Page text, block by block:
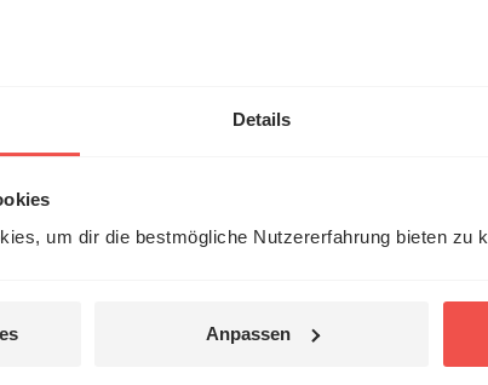
Details
um dir die bestmögliche Nutzererfahrung bieten zu
Anpassen